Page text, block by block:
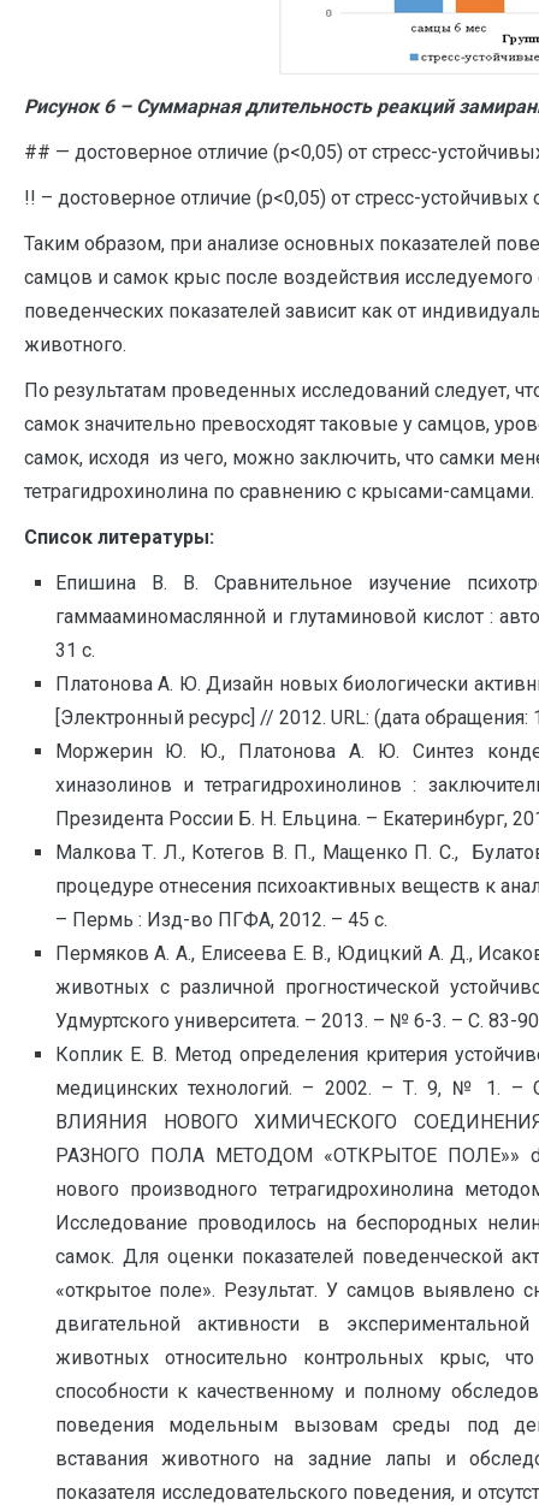
Рисунок 6 – Суммарная длительность реакций
## — достоверное отличие (р<0,05) от стресс-
!! – достоверное отличие (р<0,05) от стресс-устойчивых
Таким образом, при анализе основных показателей
самцов и самок крыс после воздействия
поведенческих показателей зависит как от
животного.
По результатам проведенных исследований следует,
самок значительно превосходят таковые у самцов,
самок, исходя из чего, можно заключить, что самки
тетрагидрохинолина по сравнению с крысами-самцами.
Список литературы:
Епишина В. В. Сравнительное изучение
гаммааминомаслянной и глутаминовой кислот :
31 с.
Платонова А. Ю. Дизайн новых биологически
[Электронный ресурс] // 2012. URL: (дата обращения:
Моржерин Ю. Ю., Платонова А. Ю. Синтез
хиназолинов и тетрагидрохинолинов :
Президента России Б. Н. Ельцина. – Екатеринбург,
Малкова Т. Л., Котегов В. П., Мащенко П. С.,
процедуре отнесения психоактивных веществ к
– Пермь : Изд-во ПГФА, 2012. – 45 с.
Пермяков А. А., Елисеева Е. В., Юдицкий А. Д.,
животных с различной прогностической
Удмуртского университета. – 2013. – № 6-3. – С. 83-
Коплик Е. В. Метод определения критерия
медицинских технологий. – 2002. – Т. 9, № 1. –
ВЛИЯНИЯ НОВОГО ХИМИЧЕСКОГО
РАЗНОГО ПОЛА МЕТОДОМ «ОТКРЫТОЕ ПОЛЕ»»
нового производного тетрагидрохинолина
Исследование проводилось на беспородных
самок. Для оценки показателей поведенческой
«открытое поле». Результат. У самцов выявлено
двигательной активности в
животных относительно контрольных крыс,
способности к качественному и полному
поведения модельным вызовам среды под
вставания животного на задние лапы и
показателя исследовательского поведения, и